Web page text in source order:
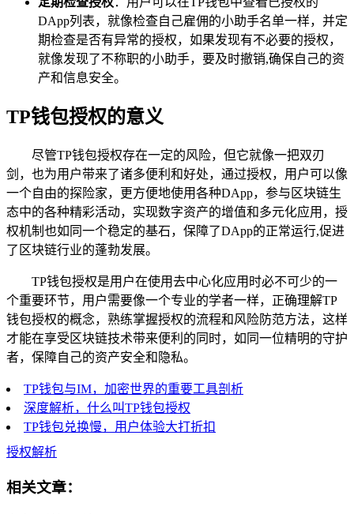
DApp列表，就像检查自己雇佣的小助手名单一样，并定
期检查是否有异常的授权，如果发现有不必要的授权，
就像发现了不称职的小助手，要及时撤销,确保自己的资
产和信息安全。
TP钱包授权的意义
尽管TP钱包授权存在一定的风险，但它就像一把双刃
剑，也为用户带来了诸多便利和好处，通过授权，用户可以像
一个自由的探险家，更方便地使用各种DApp，参与区块链生
态中的各种精彩活动，实现数字资产的增值和多元化应用，授
权机制也如同一个稳定的基石，保障了DApp的正常运行,促进
了区块链行业的蓬勃发展。
TP钱包授权是用户在使用去中心化应用时必不可少的一
个重要环节，用户需要像一个专业的学者一样，正确理解TP
钱包授权的概念，熟练掌握授权的流程和风险防范方法，这样
才能在享受区块链技术带来便利的同时，如同一位精明的守护
者，保障自己的资产安全和隐私。
TP钱包与IM，加密世界的重要工具剖析
深度解析，什么叫TP钱包授权
TP钱包兑换慢，用户体验大打折扣
授权解析
相关文章：